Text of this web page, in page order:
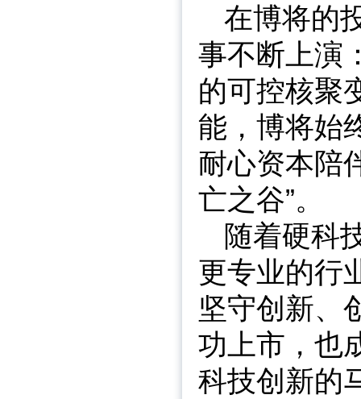
在博将的
事不断上演
的可控核聚
能，博将始
耐心资本陪
亡之谷”。
随着硬科
更专业的行
坚守创新、
功上市，也
科技创新的